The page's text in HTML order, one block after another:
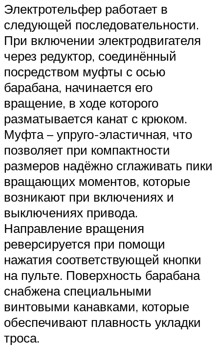
Электротельфер работает в
следующей последовательности.
При включении электродвигателя
через редуктор, соединённый
посредством муфты с осью
барабана, начинается его
вращение, в ходе которого
разматывается канат с крюком.
Муфта – упруго-эластичная, что
позволяет при компактности
размеров надёжно сглаживать пики
вращающих моментов, которые
возникают при включениях и
выключениях привода.
Направление вращения
реверсируется при помощи
нажатия соответствующей кнопки
на пульте. Поверхность барабана
снабжена специальными
винтовыми канавками, которые
обеспечивают плавность укладки
троса.